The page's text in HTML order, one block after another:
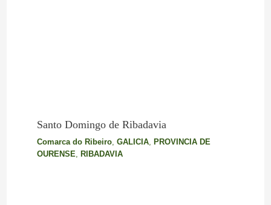
Santo Domingo de Ribadavia
Comarca do Ribeiro, GALICIA, PROVINCIA DE
OURENSE RIBADAVIA